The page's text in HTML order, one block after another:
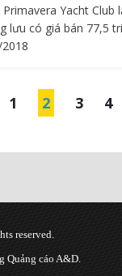
Primavera Yacht
lưu có giá bán 77,5
1 2 3 4
reserved.
Quảng cáo A&D.